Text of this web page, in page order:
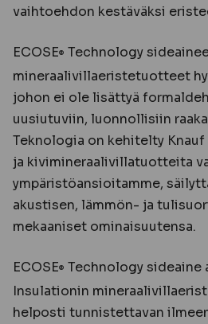
vaihtoehdon kestäväksi
ECOSE® Technology
mineraalivillaeristetuotteet
johon ei ole lisättyä
uusiutuviin, luonnollisiin
Teknologia on kehitelty
ja kivimineraalivillatuotteita
ympäristöansioitamme,
akustisen, lämmön- ja
mekaaniset ominaisuutensa.
ECOSE® Technology sideaine
Insulationin
helposti tunnistettavan